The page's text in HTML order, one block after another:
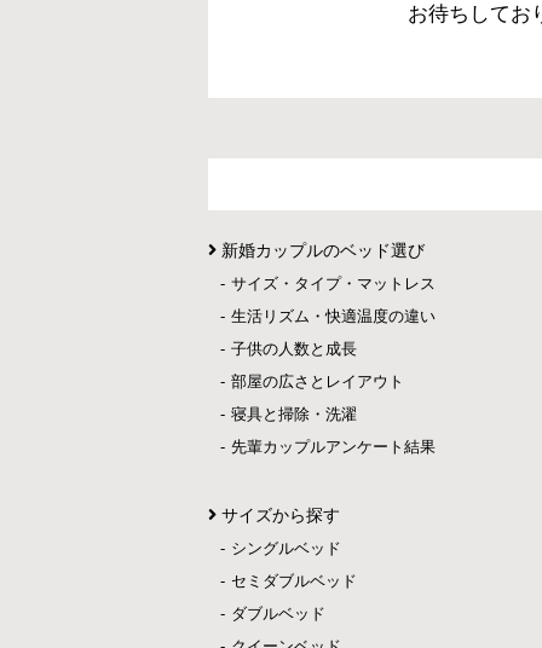
お待ちしてお
新婚カップルのベッド選び
サイズ・タイプ・マットレス
生活リズム・快適温度の違い
子供の人数と成長
部屋の広さとレイアウト
寝具と掃除・洗濯
先輩カップルアンケート結果
サイズから探す
シングルベッド
セミダブルベッド
ダブルベッド